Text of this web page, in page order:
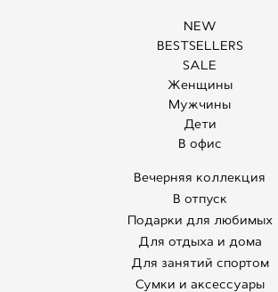
NEW
BESTSELLERS
SALE
Женщины
Мужчины
Дети
В офис
Вечерняя коллекция
В отпуск
Подарки для любимых
Для отдыха и дома
Для занятий спортом
Сумки и аксессуары